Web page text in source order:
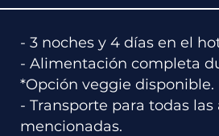
- 3 noches y 4 días en el
- Alimentación completa
*Opción veggie disponible.
- Transporte para todas
mencionadas.